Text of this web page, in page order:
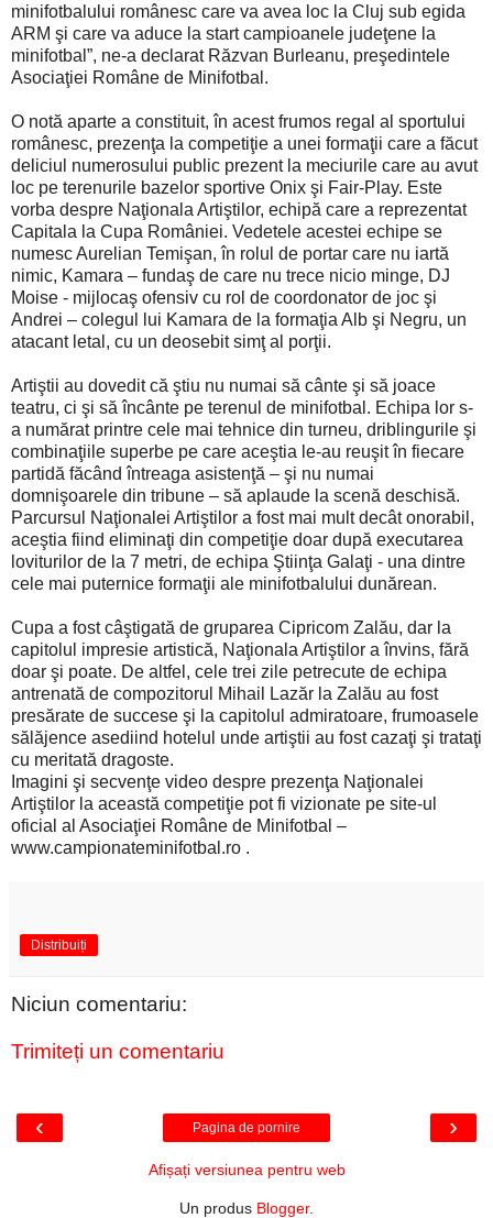
minifotbalului românesc care va avea loc la Cluj sub egida
ARM şi care va aduce la start campioanele judeţene la
minifotbal”, ne-a declarat Răzvan Burleanu, preşedintele
Asociaţiei Române de Minifotbal.
O notă aparte a constituit, în acest frumos regal al sportului
românesc, prezenţa la competiţie a unei formaţii care a făcut
deliciul numerosului public prezent la meciurile care au avut
loc pe terenurile bazelor sportive Onix şi Fair-Play. Este
vorba despre Naţionala Artiştilor, echipă care a reprezentat
Capitala la Cupa României. Vedetele acestei echipe se
numesc Aurelian Temişan, în rolul de portar care nu iartă
nimic, Kamara – fundaş de care nu trece nicio minge, DJ
Moise - mijlocaş ofensiv cu rol de coordonator de joc şi
Andrei – colegul lui Kamara de la formaţia Alb şi Negru, un
atacant letal, cu un deosebit simţ al porţii.
Artiştii au dovedit că ştiu nu numai să cânte şi să joace
teatru, ci şi să încânte pe terenul de minifotbal. Echipa lor s-
a numărat printre cele mai tehnice din turneu, driblingurile şi
combinaţiile superbe pe care aceştia le-au reuşit în fiecare
partidă făcând întreaga asistenţă – şi nu numai
domnişoarele din tribune – să aplaude la scenă deschisă.
Parcursul Naţionalei Artiştilor a fost mai mult decât onorabil,
aceştia fiind eliminaţi din competiţie doar după executarea
loviturilor de la 7 metri, de echipa Ştiinţa Galaţi - una dintre
cele mai puternice formaţii ale minifotbalului dunărean.
Cupa a fost câştigată de gruparea Cipricom Zalău, dar la
capitolul impresie artistică, Naţionala Artiştilor a învins, fără
doar şi poate. De altfel, cele trei zile petrecute de echipa
antrenată de compozitorul Mihail Lazăr la Zalău au fost
presărate de succese şi la capitolul admiratoare, frumoasele
sălăjence asediind hotelul unde artiştii au fost cazaţi şi trataţi
cu meritată dragoste.
Imagini şi secvenţe video despre prezenţa Naţionalei
Artiştilor la această competiţie pot fi vizionate pe site-ul
oficial al Asociaţiei Române de Minifotbal –
www.campionateminifotbal.ro .
Distribuiți
Niciun comentariu:
Trimiteți un comentariu
‹ ›
Pagina de pornire
Afișați versiunea pentru web
Un produs Blogger.